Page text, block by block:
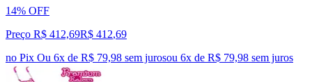
14% OFF
Preço R$ 412,69R$ 412,69
no Pix Ou 6x de R$ 79,98 sem jurosou 6x de R$ 79,98 sem juros